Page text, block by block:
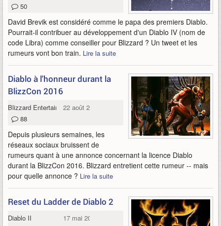
50
David Brevik est considéré comme le papa des premiers Diablo.
Pourrait-il contribuer au développement d'un Diablo IV (nom de
code Libra) comme conseiller pour Blizzard ? Un tweet et les
rumeurs vont bon train. Lire la suite
Diablo à l'honneur durant la
BlizzCon 2016
Blizzard Entertainment22 août 2016
88
Depuis plusieurs semaines, les
réseaux sociaux bruissent de
rumeurs quant à une annonce concernant la licence Diablo
durant la BlizzCon 2016. Blizzard entretient cette rumeur -- mais
pour quelle annonce ? Lire la suite
Reset du Ladder de Diablo 2
Diablo II
17 mai 2016